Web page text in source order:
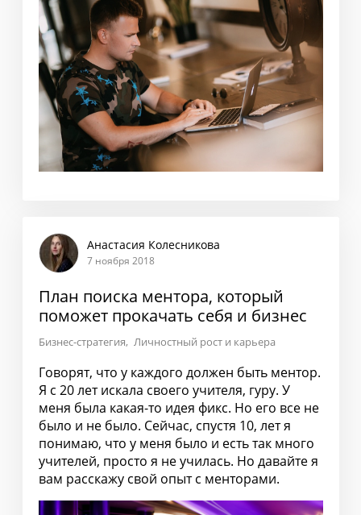
Анастасия Колесникова
7 ноября 2018
План поиска ментора, который
поможет прокачать себя и бизнес
Бизнес-стратегия Личностный рост и карьера
Говорят, что у каждого должен быть ментор.
Я с 20 лет искала своего учителя, гуру. У
меня была какая-то идея фикс. Но его все не
было и не было. Сейчас, спустя 10, лет я
понимаю, что у меня было и есть так много
учителей, просто я не училась. Но давайте я
вам расскажу свой опыт с менторами.